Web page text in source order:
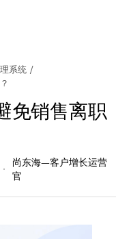
系统 /
免销售离职
尚东海—客户增长运营
官